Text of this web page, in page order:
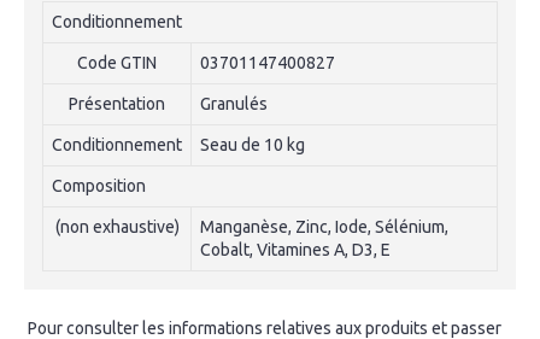
Conditionnement
Code GTIN 03701147400827
Présentation Granulés
Conditionnement Seau de 10 kg
Composition
(non exhaustive)
Manganèse, Zinc, Iode, Sélénium,
Cobalt, Vitamines A, D3, E
Pour consulter les informations relatives aux produits et passer